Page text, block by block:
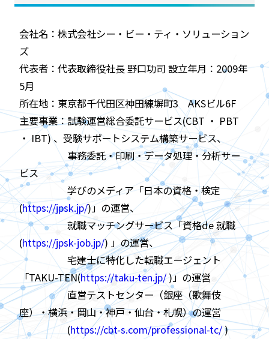
会社名：株式会社シー・ビー・ティ・ソリューション
ズ
代表者：代表取締役社長 野口功司 設立年月：2009年
5月
所在地：東京都千代田区神田練塀町3 AKSビル6F
主要事業：試験運営総合委託サービス(CBT ・ PBT
・ IBT) 、受験サポートシステム構築サービス、
事務委託・印刷・データ処理・分析サー
ビス
学びのメディア「日本の資格・検定
(https://jpsk.jp/)」の運営、
就職マッチングサービス「資格de 就職
(https://jpsk-job.jp/) 」の運営、
宅建士に特化した転職エージェント
「TAKU-TEN(https://taku-ten.jp/)」の運営
直営テストセンター（銀座（歌舞伎
座）・横浜・岡山・神戸・仙台・札幌）の運営
(https://cbt-s.com/professional-tc/)